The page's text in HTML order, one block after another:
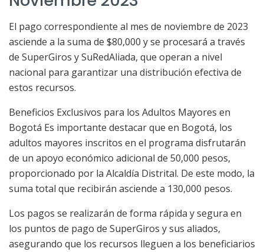
El pago correspondiente al mes de noviembre de 2023
asciende a la suma de $80,000 y se procesará a través
de SuperGiros y SuRedAliada, que operan a nivel
nacional para garantizar una distribución efectiva de
estos recursos.
Beneficios Exclusivos para los Adultos Mayores en
Bogotá Es importante destacar que en Bogotá, los
adultos mayores inscritos en el programa disfrutarán
de un apoyo económico adicional de 50,000 pesos,
proporcionado por la Alcaldía Distrital. De este modo, la
suma total que recibirán asciende a 130,000 pesos.
Los pagos se realizarán de forma rápida y segura en
los puntos de pago de SuperGiros y sus aliados,
asegurando que los recursos lleguen a los beneficiarios